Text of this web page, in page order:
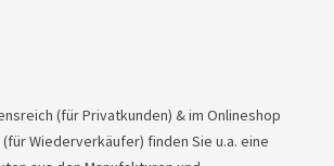
(für Privatkunden) & im Onlineshop
Wiederverkäufer) finden Sie u.a. eine